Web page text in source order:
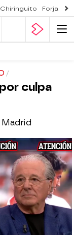
Chiringuito Forjado
culpa